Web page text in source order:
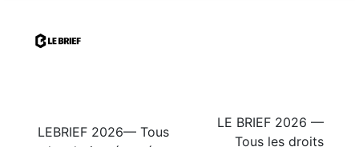
LEBRIEF 2026— Tous
LE BRIEF 2026 —
Tous les droits